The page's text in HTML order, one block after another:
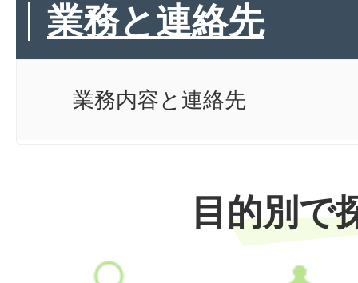
業務と連絡先
業務内容と連絡先
目的別で